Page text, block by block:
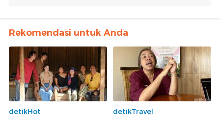
Rekomendasi untuk Anda
detikHot
detikTravel